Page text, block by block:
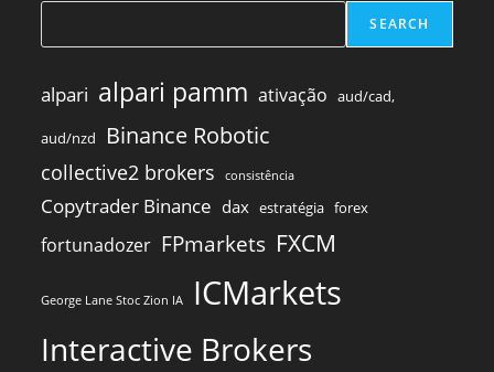
SEARCH
alpari alpari pamm ativação aud/cad,
aud/nzd Binance Robotic
collective2 brokers consistência
Copytrader Binance dax estratégia forex
fortunadozer FPmarkets FXCM
George Lane Stoc Zion IA ICMarkets
Interactive Brokers